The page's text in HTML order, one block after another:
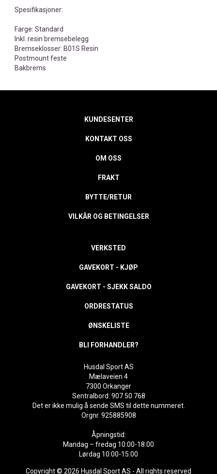
Spesifikasjoner:
Farge: Standard
Inkl. resin bremsebelegg
Bremseklosser: B01S Resin
Postmount feste
Bakbrems
KUNDESENTER
KONTAKT OSS
OM OSS
FRAKT
BYTTE/RETUR
VILKÅR OG BETINGELSER
VERKSTED
GAVEKORT - KJØP
GAVEKORT - SJEKK SALDO
ORDRESTATUS
ØNSKELISTE
BLI FORHANDLER?
Husdal Sport AS
Mælaveien 4
7300 Orkanger
Sentralbord: 907 50 768
Det er ikke mulig å sende SMS til dette nummeret.
Orgnr. 925885908
Åpningstid:
Mandag – fredag 10:00-18:00
Lørdag 10:00-15:00
Copyright © 2026 Husdal Sport AS - All rights reserved